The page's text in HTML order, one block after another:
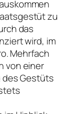
zu
das
wird, im
Mehrfach
von einer
des Gestüts